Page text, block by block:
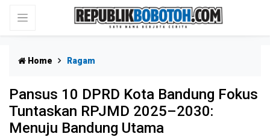
Home Ragam
Pansus 10 DPRD Kota Bandung Fokus
Tuntaskan RPJMD 2025–2030:
Menuju Bandung Utama